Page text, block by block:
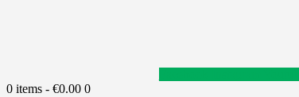
0 items - €0.00 0